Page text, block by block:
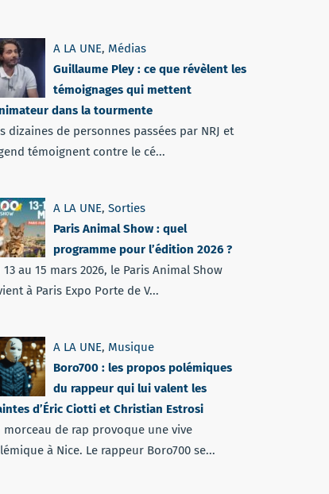
A LA UNE, Médias
Guillaume Pley : ce que révèlent les
témoignages qui mettent
dans la tourmente
dizaines de personnes passées par NRJ et
témoignent contre le cé...
A LA UNE, Sorties
Paris Animal Show : quel
programme pour l’édition 2026 ?
13 au 15 mars 2026, le Paris Animal Show
à Paris Expo Porte de V...
A LA UNE, Musique
Boro700 : les propos polémiques
du rappeur qui lui valent les
d’Éric Ciotti et Christian Estrosi
morceau de rap provoque une vive
à Nice. Le rappeur Boro700 se...